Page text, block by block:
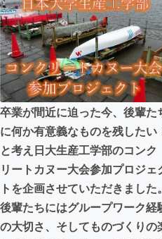
テクノロジー・ガジ
映像・映画
ビジネス・起業
まちづくり・地域活
CAMPFIRE for Social
CAMPFIREふるさと納税
卒業が間近に迫った今、後輩た
に何か有意義なものを残したい
と考え日大生産工学部のコンク
リートカヌー大会参加プロジェ
トを企画させていただきました。
後輩たちにはグループワーク経
の大切さ、そしてものづくりの